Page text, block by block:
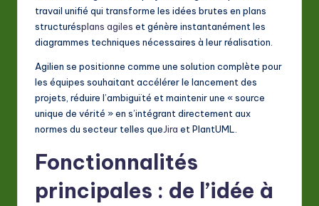
S
o
ft
w
In
travail unifié qui transforme les idées brutes en plans
structurésplans agiles et génère instantanément les
diagrammes techniques nécessaires à leur réalisation.
Agilien se positionne comme une solution complète pour
les équipes souhaitant accélérer le lancement des
projets, réduire l’ambiguïté et maintenir une « source
unique de vérité » en s’intégrant directement aux
normes du secteur telles queJira et PlantUML.
Fonctionnalités
principales : de l’idée à